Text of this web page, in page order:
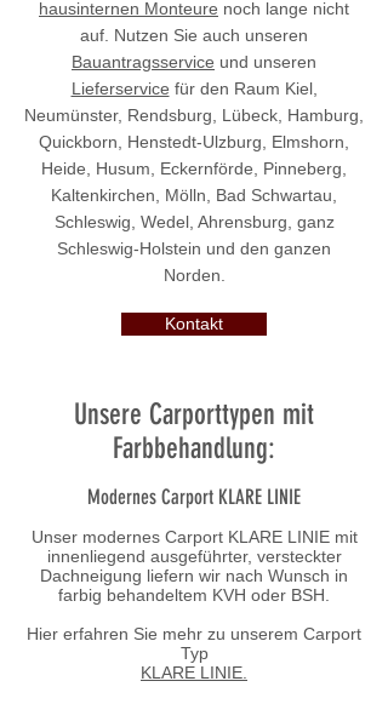
hausinternen Monteure noch lange nicht
auf. Nutzen Sie auch unseren
Bauantragsservice und unseren
Lieferservice für den Raum Kiel,
Neumünster, Rendsburg, Lübeck, Hamburg,
Quickborn, Henstedt-Ulzburg, Elmshorn,
Heide, Husum, Eckernförde, Pinneberg,
Kaltenkirchen, Mölln, Bad Schwartau,
Schleswig, Wedel, Ahrensburg, ganz
Schleswig-Holstein und den ganzen
Norden.
Kontakt
Unsere Carporttypen mit
Farbbehandlung:
Modernes Carport KLARE LINIE
Unser modernes Carport KLARE LINIE mit
innenliegend ausgeführter, versteckter
Dachneigung liefern wir nach Wunsch in
farbig behandeltem KVH oder BSH.
Hier erfahren Sie mehr zu unserem Carport
Typ
KLARE LINIE.